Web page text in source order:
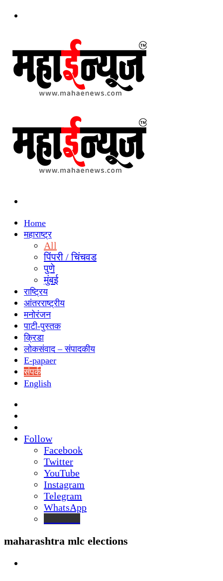
Home
महाराष्ट्र
All
पिंपरी / चिंचवड
पुणे
मुंबई
राष्ट्रिय
आंतरराष्ट्रीय
मनोरंजन
पाटी-पुस्तक
क्रिडा
लोकसंवाद – संपादकीय
E-papaer
संपर्क
English
Follow
Facebook
Twitter
YouTube
Instagram
Telegram
WhatsApp
maharashtra mlc elections